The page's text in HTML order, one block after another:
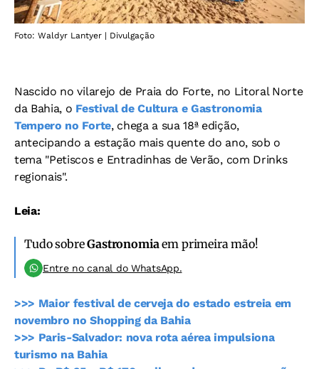
Foto: Waldyr Lantyer | Divulgação
Nascido no vilarejo de Praia do Forte, no Litoral Norte
da Bahia, o Festival de Cultura e Gastronomia
Tempero no Forte, chega a sua 18ª edição,
antecipando a estação mais quente do ano, sob o
tema "Petiscos e Entradinhas de Verão, com Drinks
regionais".
Leia:
Tudo sobreGastronomiaem primeira mão!
Entre no canal do WhatsApp.
>>> Maior festival de cerveja do estado estreia em
novembro no Shopping da Bahia
>>> Paris-Salvador: nova rota aérea impulsiona
turismo na Bahia